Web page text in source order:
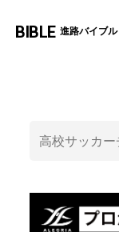
BIBLE 進路バイブル